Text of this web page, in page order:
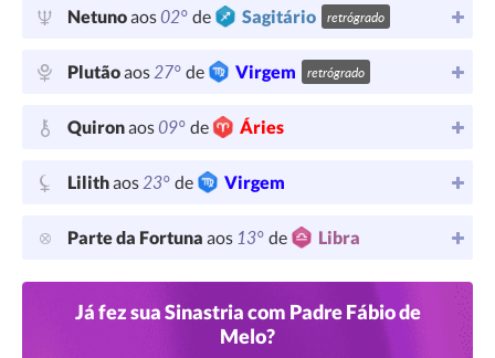
Netunoaos02° de Sagitário retrógrado
Plutãoaos27° de Virgem retrógrado
Quironaos09° de Áries
Lilithaos23° de Virgem
Parte da Fortuna aos 13° de Libra
Já fez sua Sinastria com Padre Fábio de
Melo?